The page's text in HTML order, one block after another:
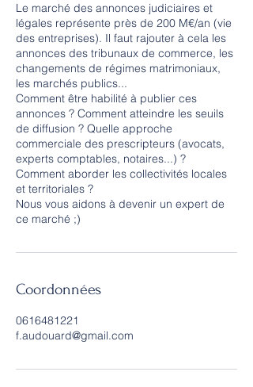
Le marché des annonces judiciaires et
légales représente près de 200 M€/an (vie
des entreprises). Il faut rajouter à cela les
annonces des tribunaux de commerce, les
changements de régimes matrimoniaux,
les marchés publics...
Comment être habilité à publier ces
annonces ? Comment atteindre les seuils
de diffusion ? Quelle approche
commerciale des prescripteurs (avocats,
experts comptables, notaires...) ?
Comment aborder les collectivités locales
et territoriales ?
Nous vous aidons à devenir un expert de
ce marché ;)
Coordonnées
0616481221
f.audouard@gmail.com